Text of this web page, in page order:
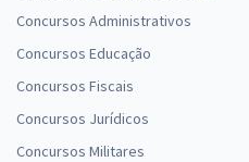
Concursos Administrativos
Concursos Educação
Concursos Fiscais
Concursos Jurídicos
Concursos Militares